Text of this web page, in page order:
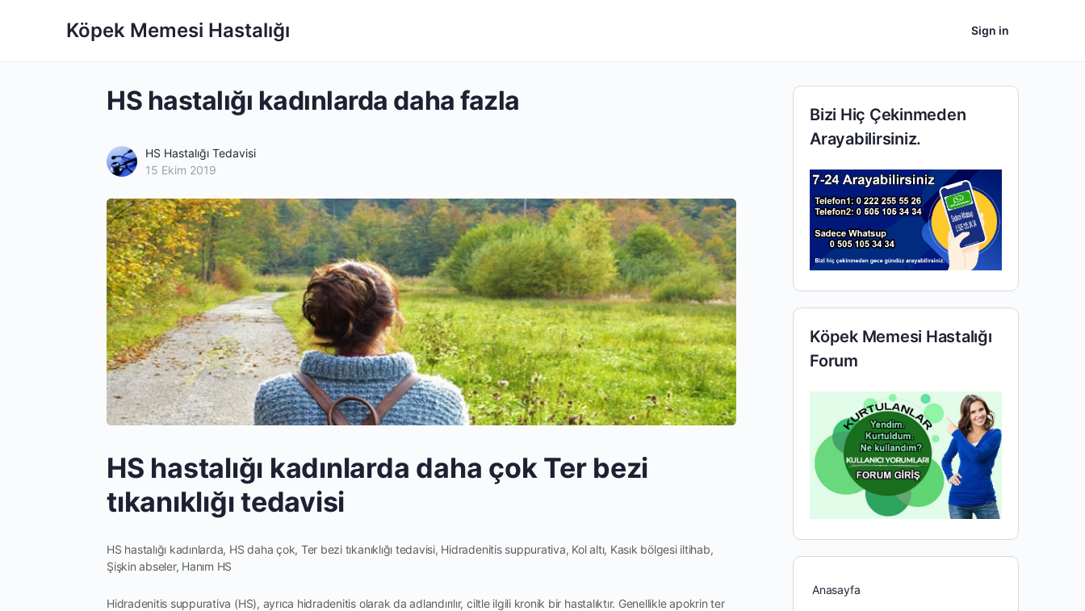
Köpek Memesi Hastalığı Sign in
HS hastalığı kadınlarda daha fazla
HS Hastalığı Tedavisi
15 Ekim 2019
HS hastalığı kadınlarda daha çok Ter bezi
tıkanıklığı tedavisi
HS hastalığı kadınlarda, HS daha çok, Ter bezi tıkanıklığı tedavisi, Hidradenitis suppurativa, Kol altı, Kasık bölgesi iltihab,
Şişkin abseler, Hanım HS
Hidradenitis suppurativa (HS), ayrıca hidradenitis olarak da adlandırılır, ciltle ilgili kronik bir hastalıktır. Genellikle apokrin ter
Bizi Hiç Çekinmeden
Arayabilirsiniz.
Köpek Memesi Hastalığı
Forum
Anasayfa